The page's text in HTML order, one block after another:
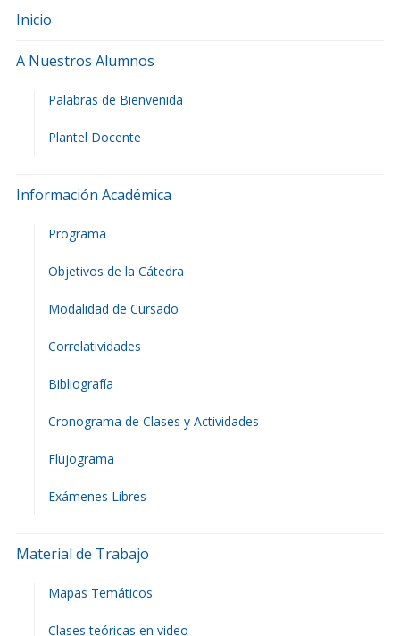
Inicio
A Nuestros Alumnos
Palabras de Bienvenida
Plantel Docente
Información Académica
Programa
Objetivos de la Cátedra
Modalidad de Cursado
Correlatividades
Bibliografía
Cronograma de Clases y Actividades
Flujograma
Exámenes Libres
Material de Trabajo
Mapas Temáticos
Clases teóricas en video